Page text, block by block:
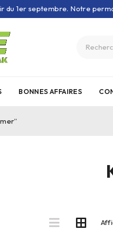
du 1er septembre. Notre
BONNES AFFAIRES